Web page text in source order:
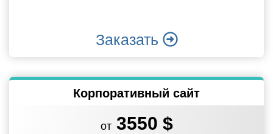
Заказать
Корпоративный сайт
от3550 $